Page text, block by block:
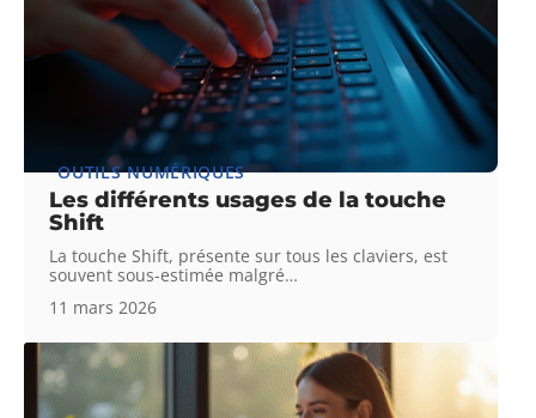
OUTILS NUMÉRIQUES
Les différents usages de la touche
Shift
La touche Shift, présente sur tous les claviers, est
souvent sous-estimée malgré…
11 mars 2026